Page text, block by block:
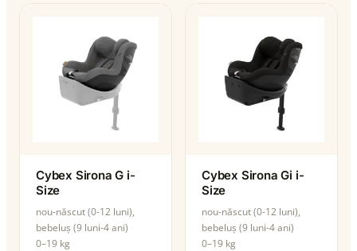
Cybex Sirona G i-
Size
nou-născut (0-12 luni),
bebeluș (9 luni-4 ani)
0–19 kg
Cybex Sirona Gi i-
Size
nou-născut (0-12 luni),
bebeluș (9 luni-4 ani)
0–19 kg